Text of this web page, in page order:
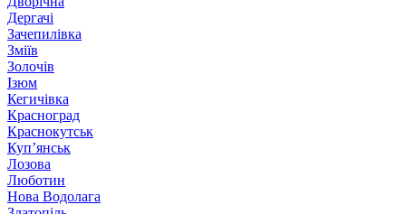
Дергачі
Зачепилівка
Зміїв
Золочів
Ізюм
Кегичівка
Красноград
Краснокутськ
Куп’янськ
Лозова
Люботин
Нова Водолага